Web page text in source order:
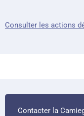
Consulter les actions
Contacter la